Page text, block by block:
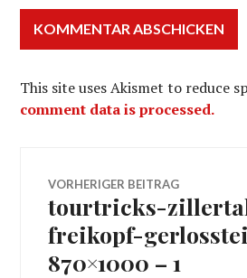
This site uses Akismet to reduce
comment data is processed.
VORHERIGER BEITRAG
Vorheriger
Beitrag:
tourtricks-
freikopf-
870×1000 – 1